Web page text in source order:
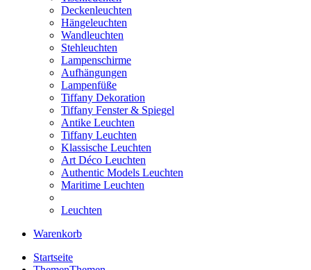
Deckenleuchten
Hängeleuchten
Wandleuchten
Stehleuchten
Lampenschirme
Aufhängungen
Lampenfüße
Tiffany Dekoration
Tiffany Fenster & Spiegel
Antike Leuchten
Tiffany Leuchten
Klassische Leuchten
Art Déco Leuchten
Authentic Models Leuchten
Maritime Leuchten
Leuchten
Warenkorb
Startseite